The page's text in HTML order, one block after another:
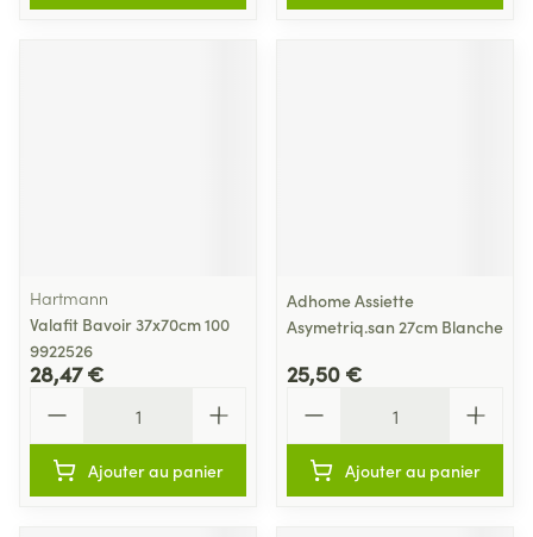
Hartmann
Valafit Bavoir 37x70cm 100
9922526
28,47 €
Ajouter au panier
Adhome Assiette
Asymetriq.san 27cm Blanche
25,50 €
Ajouter au panier